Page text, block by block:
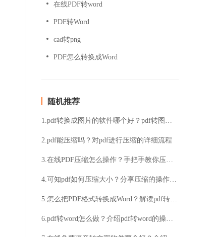
在线PDF转word
PDF转Word
cad转png
PDF怎么转换成Word
随机推荐
1.pdf转换成图片的软件哪个好？pdf转图片的方法分享
2.pdf能压缩吗？对pdf进行压缩的详细流程
3.在线PDF压缩怎么操作？手把手教你压缩教程
4.可知pdf如何压缩大小？分享压缩的操作步骤
5.怎么把PDF格式转换成Word？解读pdf转word的几个方法
6.pdf转word怎么做？介绍pdf转word的操作方法